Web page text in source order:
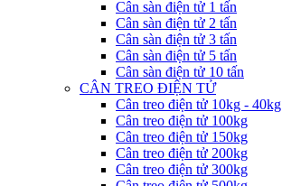
Cân sàn điện tử 1 tấn
Cân sàn điện tử 2 tấn
Cân sàn điện tử 3 tấn
Cân sàn điện tử 5 tấn
Cân sàn điện tử 10 tấn
CÂN TREO ĐIỆN TỬ
Cân treo điện tử 10kg - 40kg
Cân treo điện tử 100kg
Cân treo điện tử 150kg
Cân treo điện tử 200kg
Cân treo điện tử 300kg